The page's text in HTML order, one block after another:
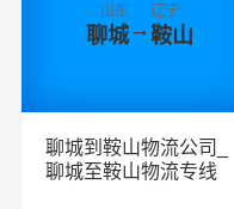
山东
聊城→
辽宁
鞍山
聊城到鞍山物流公司_
聊城至鞍山物流专线